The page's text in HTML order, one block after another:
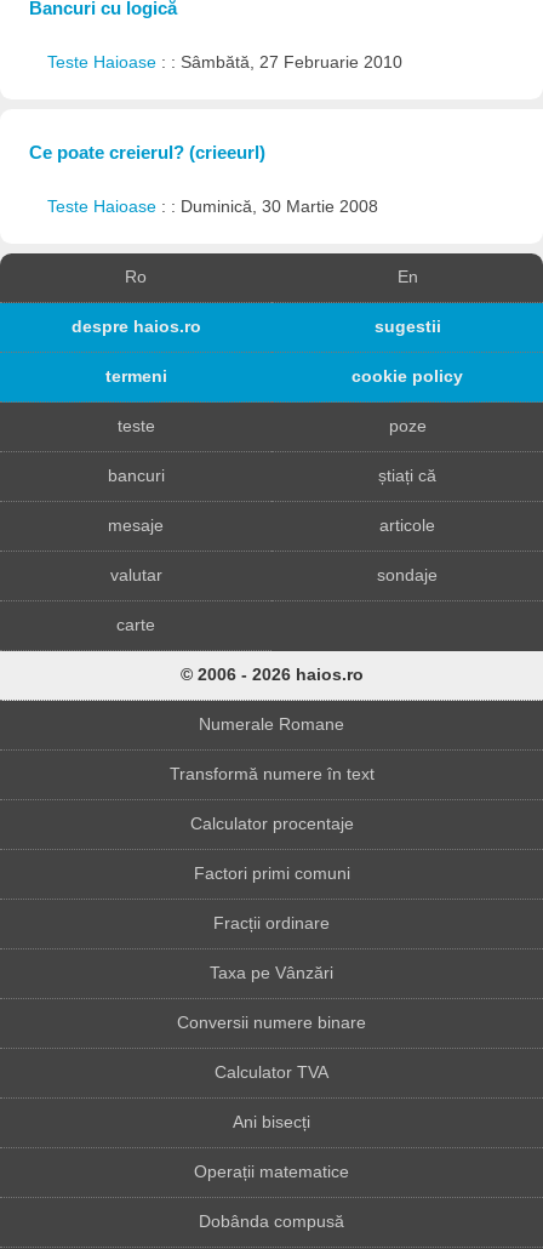
Bancuri cu logică
Teste Haioase : : Sâmbătă, 27 Februarie 2010
Ce poate creierul? (crieeurl)
Teste Haioase : : Duminică, 30 Martie 2008
Ro En
despre haios.ro sugestii
termeni cookie policy
teste poze
bancuri știați că
mesaje articole
valutar sondaje
carte
© 2006 - 2026 haios.ro
Numerale Romane
Transformă numere în text
Calculator procentaje
Factori primi comuni
Fracții ordinare
Taxa pe Vânzări
Conversii numere binare
Calculator TVA
Ani bisecți
Operații matematice
Dobânda compusă